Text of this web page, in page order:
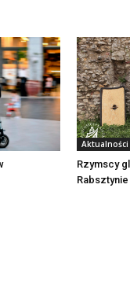
Aktualności
Rzymscy
Rabsztynie